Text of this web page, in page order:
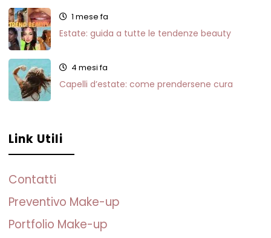
1 mese fa
Estate: guida a tutte le tendenze beauty
4 mesi fa
Capelli d’estate: come prendersene cura
Link Utili
Contatti
Preventivo Make-up
Portfolio Make-up